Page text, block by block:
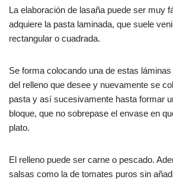
La elaboración de lasaña puede ser muy
adquiere la pasta laminada, que suele
rectangular o cuadrada.
Se forma colocando una de estas
del relleno que desee y nuevamente se
pasta y así sucesivamente hasta formar
bloque, que no sobrepase el envase en
plato.
El relleno puede ser carne o pescado.
salsas como la de tomates puros sin